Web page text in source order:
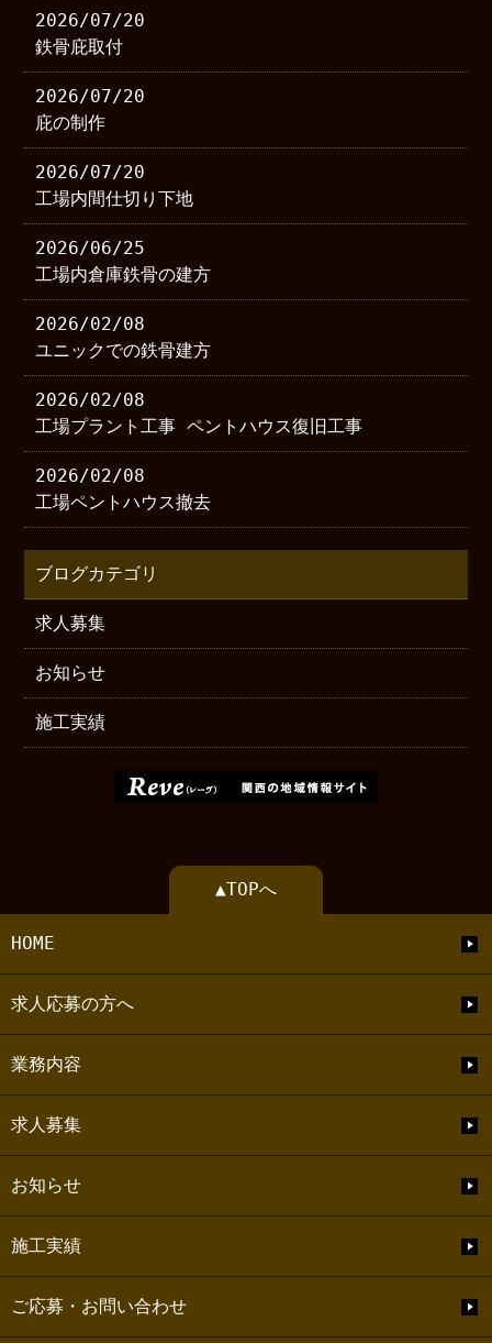
2026/07/20
鉄骨庇取付
2026/07/20
庇の制作
2026/07/20
工場内間仕切り下地
2026/06/25
工場内倉庫鉄骨の建方
2026/02/08
ユニックでの鉄骨建方
2026/02/08
工場プラント工事 ペントハウス復旧工事
2026/02/08
工場ペントハウス撤去
ブログカテゴリ
求人募集
お知らせ
施工実績
▲TOPへ
HOME
求人応募の方へ
業務内容
求人募集
お知らせ
施工実績
ご応募・お問い合わせ